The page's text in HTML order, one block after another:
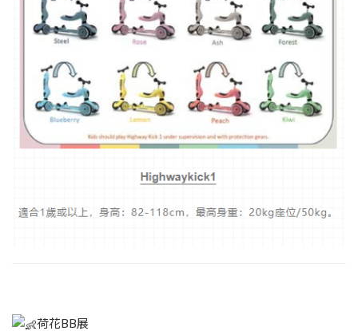
荷花BB展